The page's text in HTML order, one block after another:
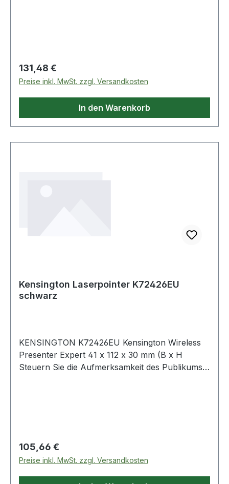
Regulärer Preis:
131,48 €
Preise inkl. MwSt. zzgl. Versandkosten
In den Warenkorb
Kensington Laserpointer K72426EU
schwarz
KENSINGTON K72426EU Kensington Wireless
Presenter Expert 41 x 112 x 30 mm (B x H
Steuern Sie die Aufmerksamkeit des Publikums
Präsentationsmodus und Cursorsteuerung. Der
2,4GHz-Receiver kann im Presentergehäuse
verstaut werden. Durch die individuelle
Gerätekopplung werden Gerätestörungen
Regulärer Preis:
105,66 €
Preise inkl. MwSt. zzgl. Versandkosten